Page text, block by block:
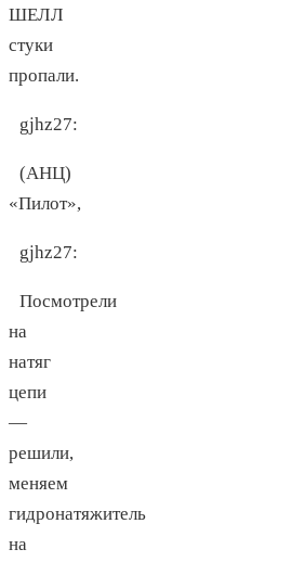
ШЕЛЛ
стуки
пропали.
gjhz27:
(АНЦ)
«Пилот»,
gjhz27:
Посмотрели
на
натяг
цепи
—
решили,
меняем
гидронатяжитель
на